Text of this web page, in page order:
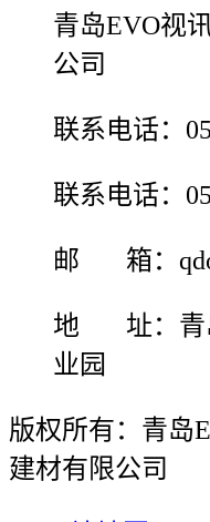
青岛EVO视
公司
联系电话：
联系电话：
邮 箱：
地 址：青
业园
版权所有：青岛
建材有限公司